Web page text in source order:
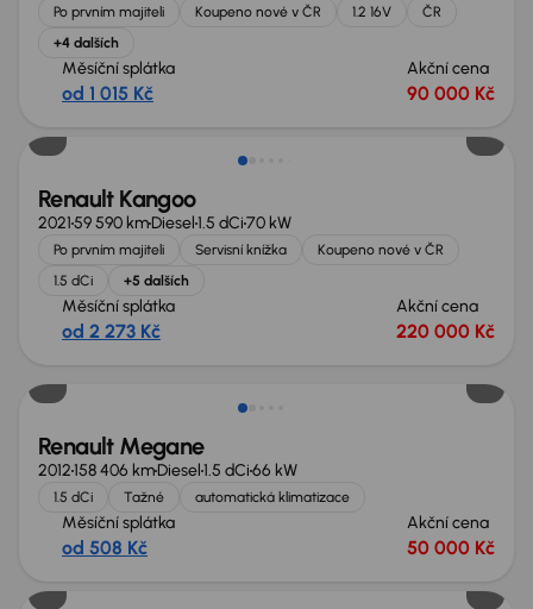
Po prvním majiteli Koupeno nové v ČR 1.2 16V
ČR
+4 dalších
Měsíční splátka
od 1 015 Kč
Akční cena
90 000 Kč
Možnost odpočtu DPH
Renault Kangoo
202159 590 kmDiesel1.5 dCi70 kW
Po prvním majiteli Servisní knížka
Koupeno nové v ČR
1.5 dCi
+5 dalších
Měsíční splátka
od 2 273 Kč
Akční cena
220 000 Kč
Renault Megane
2012158 406 kmDiesel1.5 dCi66 kW
1.5 dCi Tažné automatická klimatizace
Měsíční splátka
od 508 Kč
Akční cena
50 000 Kč
Zlevněno o 30 000 Kč